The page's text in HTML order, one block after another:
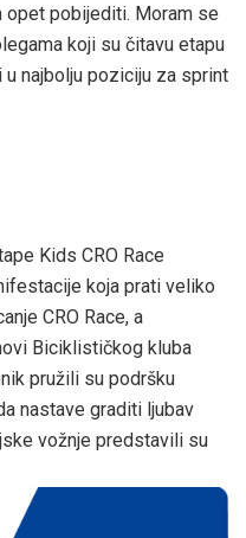
opet pobijediti. Moram se
koji su čitavu etapu
najbolju poziciju za sprint
Kids CRO Race
koja prati veliko
CRO Race, a
Biciklističkog kluba
pružili su podršku
nastave graditi ljubav
vožnje predstavili su